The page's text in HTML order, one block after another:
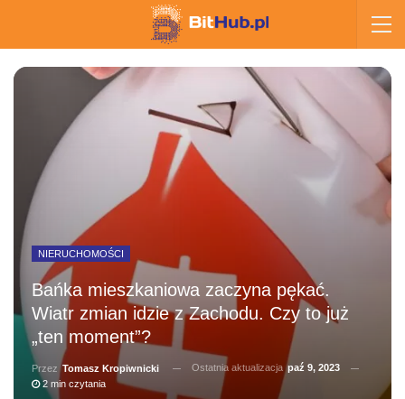
NIERUCHOMOŚCI
Bańka mieszkaniowa zaczyna pękać.
Wiatr zmian idzie z Zachodu. Czy to już
„ten moment”?
PrzezTomasz Kropiwnicki Ostatnia aktualizacja paź 9, 2023
2 min czytania